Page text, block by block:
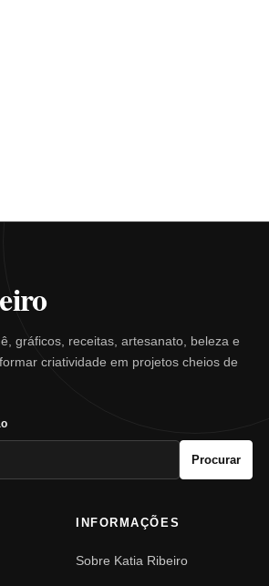
gráficos, receitas, artesanato, beleza e
criatividade em projetos cheios de
Procurar
INFORMAÇÕES
Sobre Katia Ribeiro